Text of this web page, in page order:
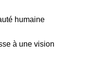
humaine
à une vision